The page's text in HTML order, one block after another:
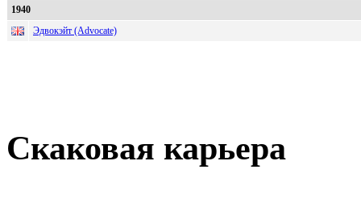
1940
Эдвокэйт (Advocate)
Скаковая карьера